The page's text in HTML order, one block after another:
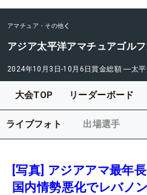
アマチュア・その他
アジア太平洋アマチュアゴル
2024年10月3日-10月6日賞金総額 ―太
大会TOP リーダーボード
ライブフォト 出場選手
[写真] アジアアマ最年
国内情勢悪化でレバノ